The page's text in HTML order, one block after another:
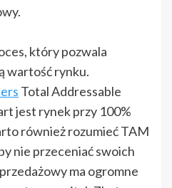
który pozwala
wartość rynku.
Total Addressable
jest rynek przy 100%
również rozumieć TAM
nie przeceniać swoich
ma ogromne